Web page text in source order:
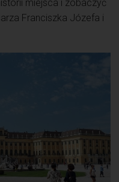
miejsca i zobaczyć
Franciszka Józefa i